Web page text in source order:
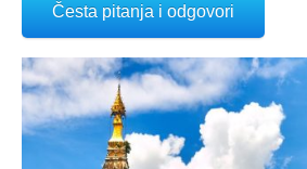
Česta pitanja i odgovori